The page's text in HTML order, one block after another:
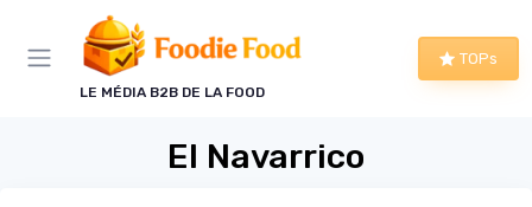
LE MÉDIA B2B DE LA FOOD
TOPs
El Navarrico
Panneau de gestion des cookies